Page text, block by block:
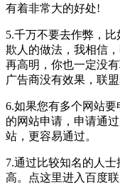
有着非常大的好处!
5.千万不要去作弊，
欺人的做法，我相信
再高明，你也一定没
广告商没有效果，联
6.如果您有多个网站
的网站申请，申请通
站，更容易通过。
7.通过比较知名的人
高。点这里进入百度